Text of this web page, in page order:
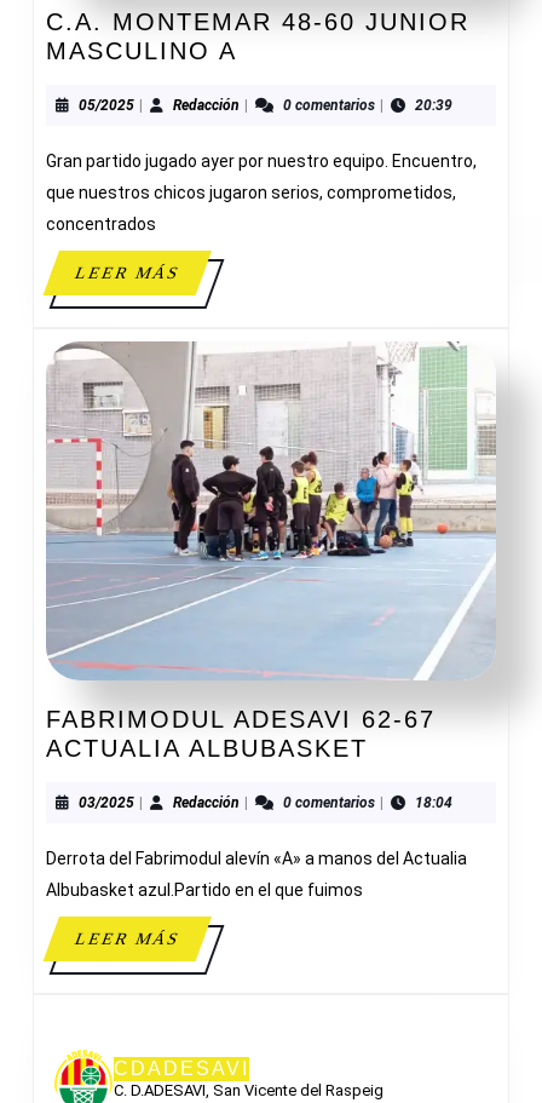
C.A. MONTEMAR 48-60 JUNIOR
MASCULINO A
48-
JUNIOR
MASCULINO
05/202505/2025Redacción Redacción0 comentarios 20:39
Gran partido jugado ayer por nuestro equipo. Encuentro,
que nuestros chicos jugaron serios, comprometidos,
concentrados
LEER MÁSLEER
MÁS
FABRIMODUL ADESAVI 62-67
ACTUALIA ALBUBASKET
62-
ACTUALIA
03/202503/2025
| Redacción Redacción
| 0 comentarios | 18:04
Derrota del Fabrimodul alevín «A» a manos del Actualia
Albubasket azul.Partido en el que fuimos
LEER MÁSLEER
MÁS
CDADESAVI
C. D.ADESAVI, San Vicente del Raspeig